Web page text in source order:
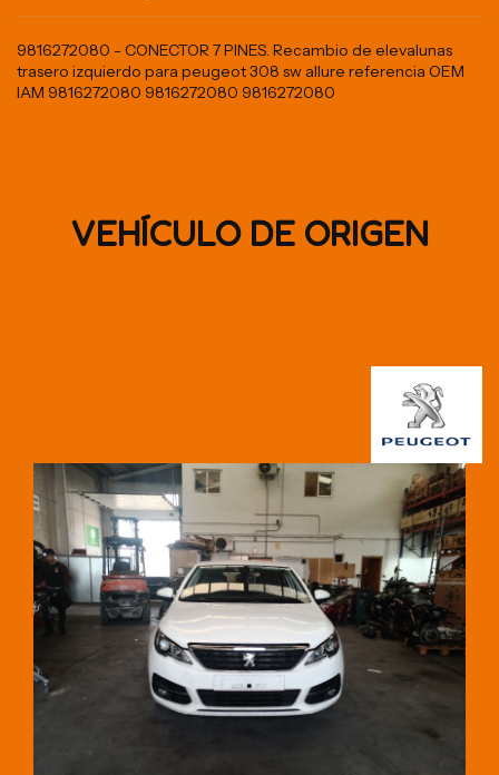
9816272080 - CONECTOR 7 PINES. Recambio de elevalunas
trasero izquierdo para peugeot 308 sw allure referencia OEM
IAM 9816272080 9816272080 9816272080
VEHÍCULO DE ORIGEN